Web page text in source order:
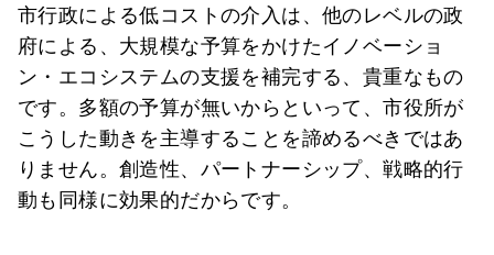
市行政による低コストの介入は、他のレベルの政
府による、大規模な予算をかけたイノベーショ
ン・エコシステムの支援を補完する、貴重なもの
です。多額の予算が無いからといって、市役所が
こうした動きを主導することを諦めるべきではあ
りません。創造性、パートナーシップ、戦略的行
動も同様に効果的だからです。